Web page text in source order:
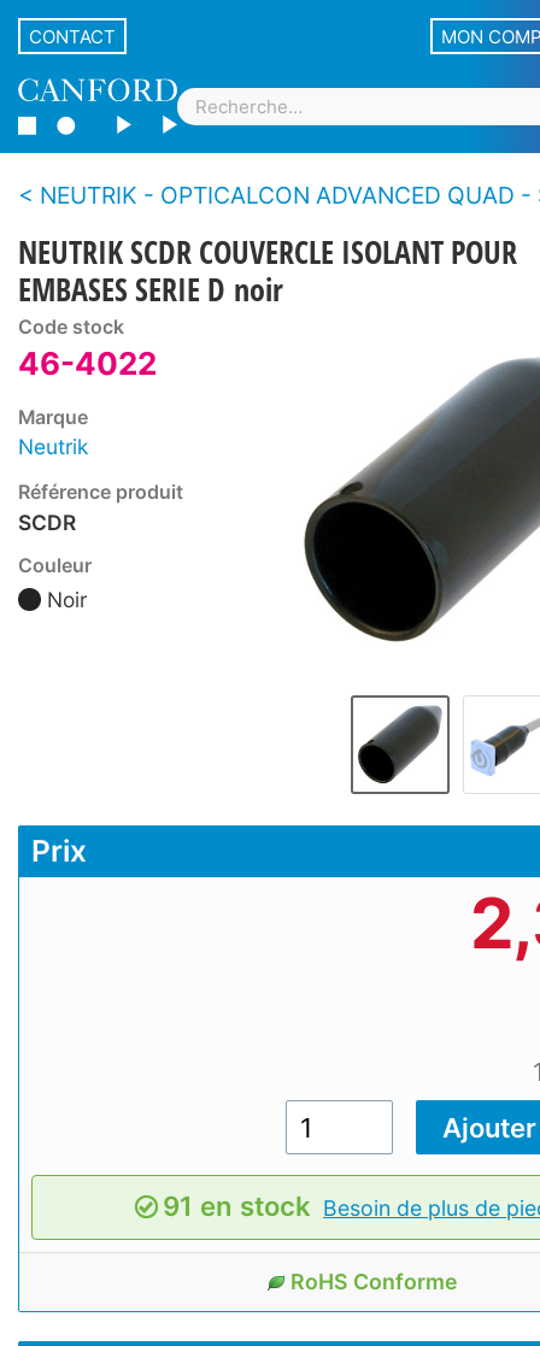
CONTACT MON
NEUTRIK - OPTICALCON ADVANCED QUAD - Système de connecteurs fibre optique renforcé
NEUTRIK SCDR COUVERCLE ISOLANT POUR
EMBASES SERIE D noir
Code stock
46-4022
Marque
Neutrik
Référence produit
SCDR
Couleur
Noir
Prix
91 en stock Besoin de plus de
RoHS Conforme